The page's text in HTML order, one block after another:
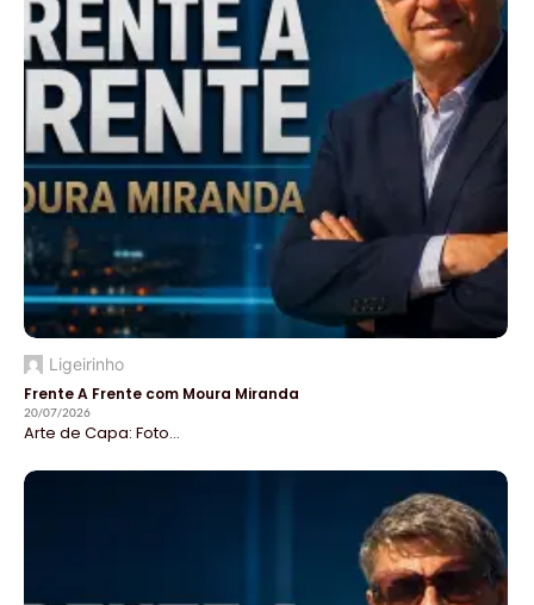
Ligeirinho
Frente A Frente com Moura Miranda
20/07/2026
Arte de Capa: Foto...